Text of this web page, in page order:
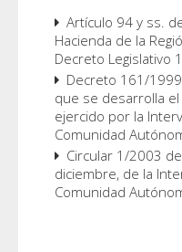
Artículo 94 y ss.
Hacienda de la
Decreto Legislativo
Decreto 161/
que se desarrolla
ejercido por la
Comunidad
Circular 1/2003
diciembre, de la
Comunidad